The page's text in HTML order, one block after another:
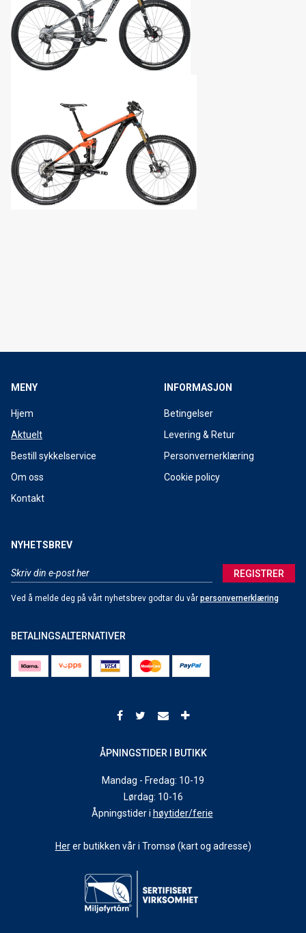
MENY
Hjem
Aktuelt
Bestill sykkelservice
Om oss
Kontakt
INFORMASJON
Betingelser
Levering & Retur
Personvernerklæring
Cookie policy
NYHETSBREV
REGISTRER
Ved å melde deg på vårt nyhetsbrev godtar du vår personvernerklæring
BETALINGSALTERNATIVER
ÅPNINGSTIDER I BUTIKK
Mandag - Fredag: 10-19
Lørdag: 10-16
Åpningstider i høytider/ferie
Herer butikken vår i Tromsø (kart og adresse)